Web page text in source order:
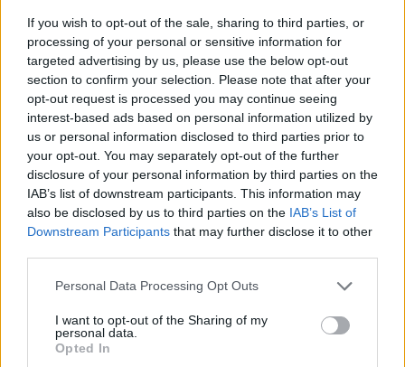
If you wish to opt-out of the sale, sharing to third parties, or
processing of your personal or sensitive information for
targeted advertising by us, please use the below opt-out
section to confirm your selection. Please note that after your
opt-out request is processed you may continue seeing
interest-based ads based on personal information utilized by
us or personal information disclosed to third parties prior to
your opt-out. You may separately opt-out of the further
disclosure of your personal information by third parties on the
IAB’s list of downstream participants. This information may
also be disclosed by us to third parties on the IAB’s List of
Downstream Participants that may further disclose it to other
Personal Data Processing Opt Outs
I want to opt-out of the Sharing of my
personal data.
Opted In
duidelijkheid bij Ajax
Blind kan bij Ajax de speler naast Míchel worden
“Twente was toen niet haalbaar”: Weghorst blikt
terug op Ajax-keuze
De transferprioriteiten van Ajax worden steeds
duidelijker
Ajax begint voorbereiding met nederlaag: zo ziet
de route naar PEC eruit
Zo overtuigde PSV Sven Mijnans en bleef Ajax
met lege handen achter